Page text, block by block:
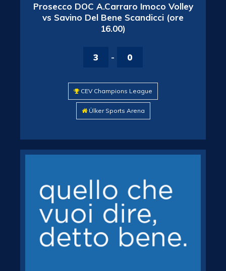
Prosecco DOC A.Carraro Imoco Volley
vs Savino Del Bene Scandicci (ore
16.00)
3 - 0
CEV Champions League
Ülker Sports Arena